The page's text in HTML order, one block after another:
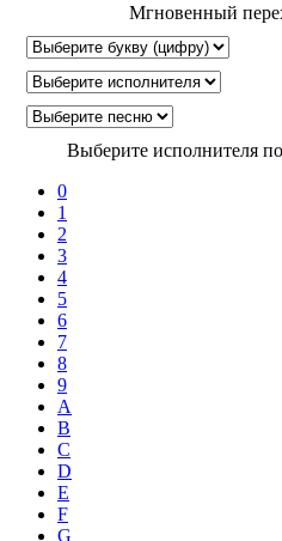
Мгновенный
Выберите исполнителя
0
1
2
3
4
5
6
7
8
9
A
B
C
D
E
F
G